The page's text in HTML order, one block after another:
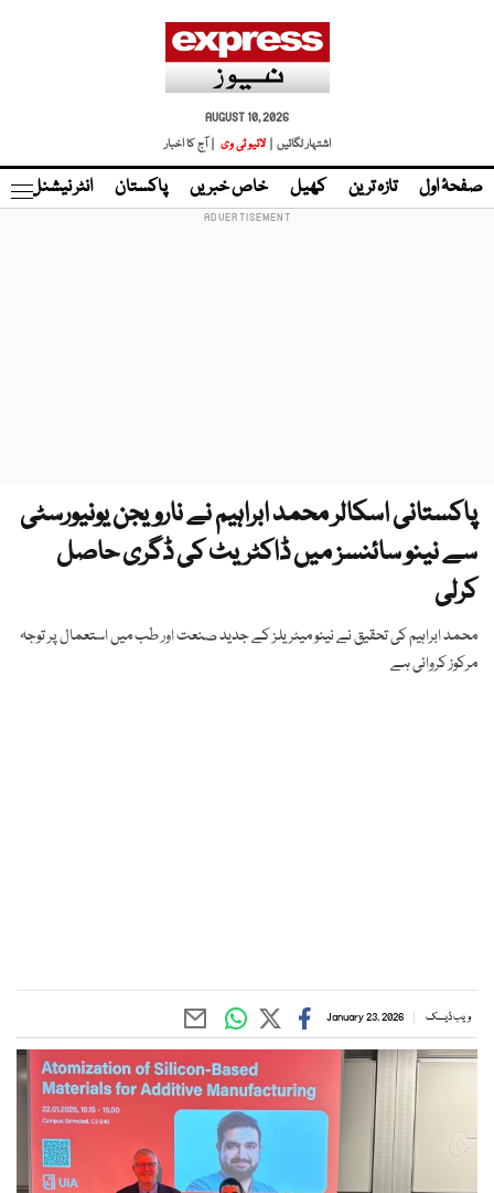
AUGUST 10, 2026
اشتہار لگائیں |
لائیو ٹی وی | آج کا اخبار
صفحۂ اول تازہ ترین کھیل خاص خبریں پاکستان انٹر نیشنل
پاکستانی اسکالر محمد ابراہیم نے نارویجن یونیورسٹی
سے نینو سائنسز میں ڈاکٹریٹ کی ڈگری حاصل
کرلی
محمد ابراہیم کی تحقیق نے نینو میٹریلز کے جدید صنعت اور طب میں استعمال پر توجہ
مرکوز کروائی ہے
ویب ڈیسک January 23, 2026